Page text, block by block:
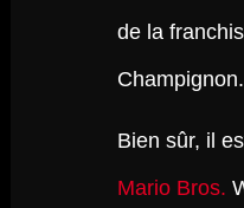
de la
Champignon.
Bien sûr, il
Mario Bros.